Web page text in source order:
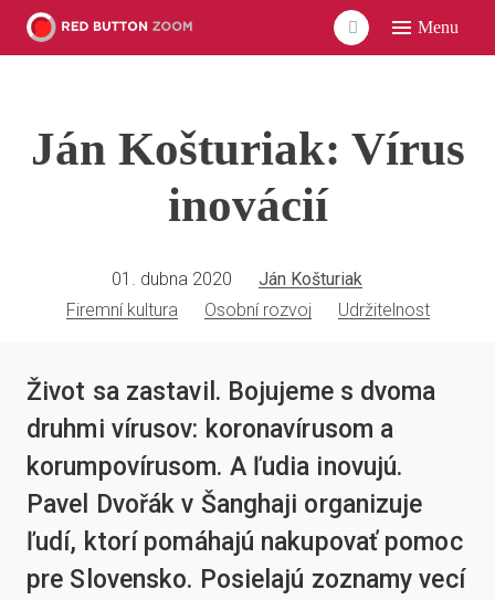
Menu
Ján Košturiak: Vírus
inovácií
01. dubna 2020
Ján Košturiak
Firemní kultura
Osobní rozvoj Udržitelnost
Život sa zastavil. Bojujeme s dvoma
druhmi vírusov: koronavírusom a
korumpovírusom. A ľudia inovujú.
Pavel Dvořák v Šanghaji organizuje
ľudí, ktorí pomáhajú nakupovať pomoc
pre Slovensko. Posielajú zoznamy vecí